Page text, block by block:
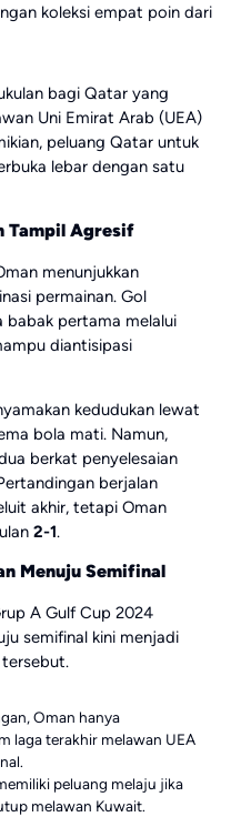
koleksi empat poin dari
bagi Qatar yang
Uni Emirat Arab (UEA)
peluang Qatar untuk
lebar dengan satu
Tampil Agresif
menunjukkan
permainan. Gol
babak pertama melalui
diantisipasi
kedudukan lewat
bola mati. Namun,
berkat penyelesaian
berjalan
akhir, tetapi Oman
2-1.
Menuju Semifinal
A Gulf Cup 2024
semifinal kini menjadi
Oman hanya
laga terakhir melawan UEA
peluang melaju jika
melawan Kuwait.